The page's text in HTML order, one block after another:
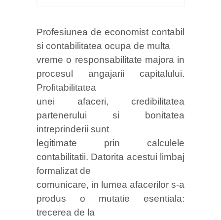
Profesiunea de economist contabil
si contabilitatea ocupa de multa
vreme o responsabilitate majora in
procesul angajarii capitalului.
Profitabilitatea
unei afaceri, credibilitatea
partenerului si bonitatea
intreprinderii sunt
legitimate prin calculele
contabilitatii. Datorita acestui limbaj
formalizat de
comunicare, in lumea afacerilor s-a
produs o mutatie esentiala:
trecerea de la